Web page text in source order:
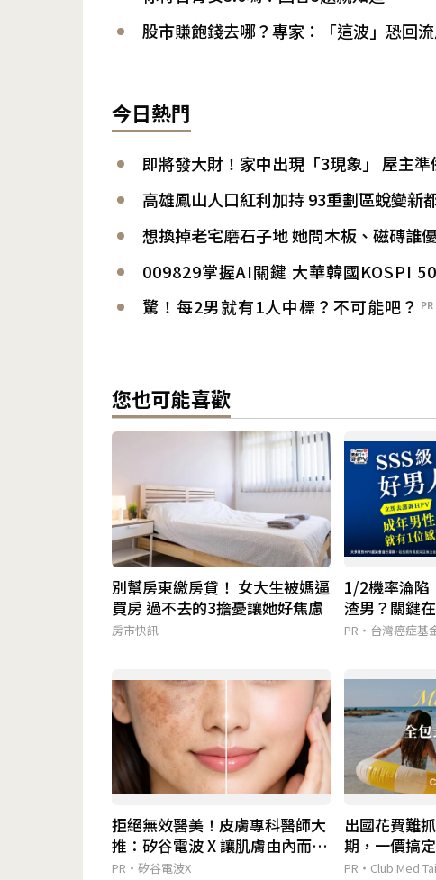
股市賺飽錢去哪？專家：「這波」恐回
今日熱門
即將發大財！家中出現「3現象」 屋主準
高雄鳳山人口紅利加持 93重劃區蛻變新
想換掉老宅磨石子地 她問木板、磁磚誰
009829掌握AI關鍵 大華韓國KOSPI
驚！每2男就有1人中標？不可能吧？
您也可能喜歡
別幫房東繳房貸！ 女大生被媽逼
買房 過不去的3擔憂讓她好焦慮
房市快訊
1/2機率淪陷
渣男？關鍵
PR・台灣癌症基
拒絕無效醫美！皮膚專科醫師大
推：矽谷電波 X 讓肌膚由內而外
更強韌
PR・矽谷電波X
出國花費難
期，一價搞
省心！
PR・Club Med